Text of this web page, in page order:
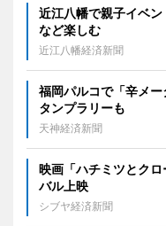
近江八幡で親子イベ
など楽しむ
近江八幡経済新聞
福岡パルコで「辛メ
タンプラリーも
天神経済新聞
映画「ハチミツとク
バル上映
シブヤ経済新聞